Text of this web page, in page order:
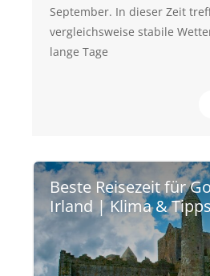
September. In dieser Zeit
vergleichsweise stabile
lange Tage
Beste Reisezeit für
Irland | Klima & Tipps